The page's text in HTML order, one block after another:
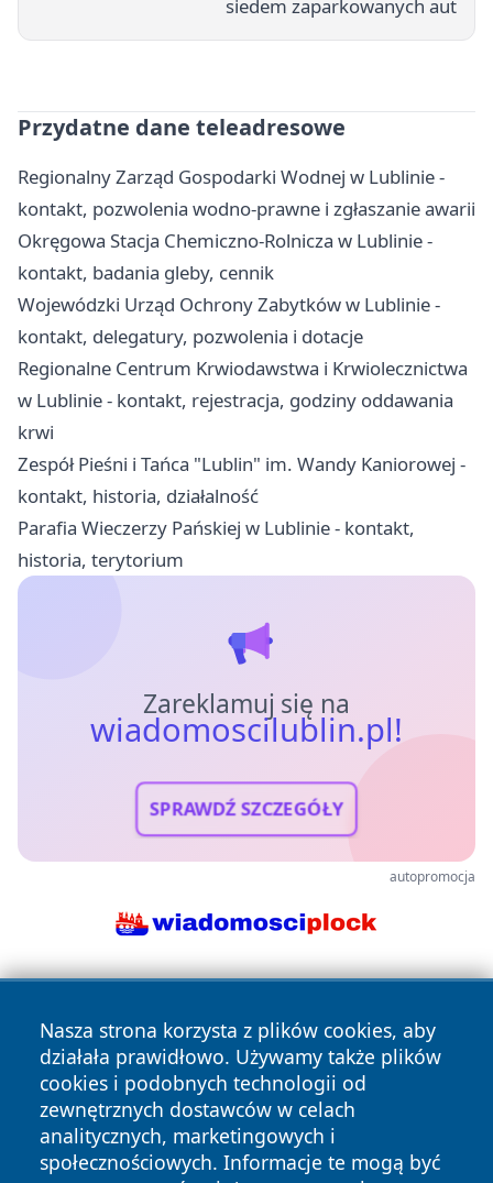
siedem zaparkowanych aut
Przydatne dane teleadresowe
Regionalny Zarząd Gospodarki Wodnej w Lublinie -
kontakt, pozwolenia wodno-prawne i zgłaszanie awarii
Okręgowa Stacja Chemiczno-Rolnicza w Lublinie -
kontakt, badania gleby, cennik
Wojewódzki Urząd Ochrony Zabytków w Lublinie -
kontakt, delegatury, pozwolenia i dotacje
Regionalne Centrum Krwiodawstwa i Krwiolecznictwa
w Lublinie - kontakt, rejestracja, godziny oddawania
krwi
Zespół Pieśni i Tańca "Lublin" im. Wandy Kaniorowej -
kontakt, historia, działalność
Parafia Wieczerzy Pańskiej w Lublinie - kontakt,
historia, terytorium
Zareklamuj się na
wiadomoscilublin.pl!
SPRAWDŹ SZCZEGÓŁY
autopromocja
Nasza strona korzysta z plików cookies, aby
działała prawidłowo. Używamy także plików
cookies i podobnych technologii od
zewnętrznych dostawców w celach
analitycznych, marketingowych i
społecznościowych. Informacje te mogą być
Copyright © 2026 wiadomoscilublin.pl Wszystkie prawa
zastrzeżone.